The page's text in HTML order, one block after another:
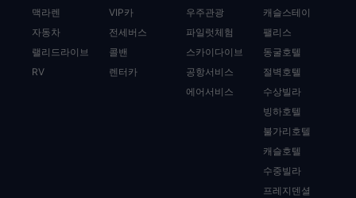
맥라렌
자동차
랠리드라이브
RV
VIP카
전세버스
콜밴
렌터카
우주관광
파일럿체험
스카이다이브
공항서비스
에어서비스
캐슬스테이
팰리스
동굴호텔
절벽호텔
수상빌라
빙하호텔
불가리호텔
캐슬호텔
수중빌라
프레지덴셜